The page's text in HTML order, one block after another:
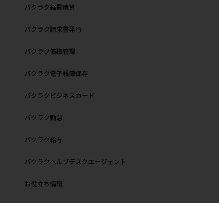
バクラク経費精算
バクラク請求書発行
バクラク債権管理
バクラク電子帳簿保存
バクラクビジネスカード
バクラク勤怠
バクラク給与
バクラクヘルプデスクエージェント
お役立ち情報